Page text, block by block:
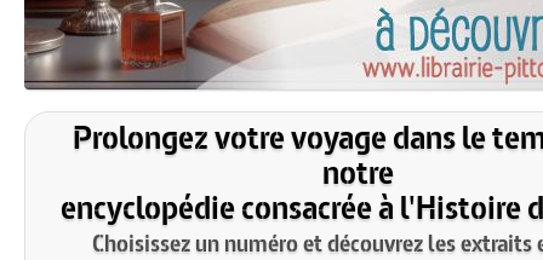
Prolongez votre voyage dans le
notre
encyclopédie consacrée à l'Histoire
Choisissez un numéro et découvrez les extraits